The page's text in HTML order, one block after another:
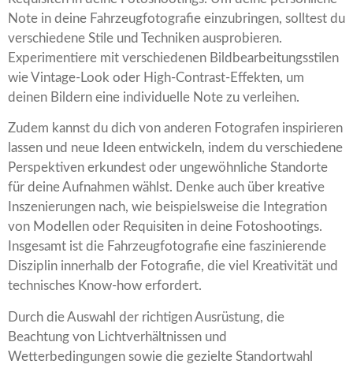
Note in deine Fahrzeugfotografie einzubringen, solltest du
verschiedene Stile und Techniken ausprobieren.
Experimentiere mit verschiedenen Bildbearbeitungsstilen
wie Vintage-Look oder High-Contrast-Effekten, um
deinen Bildern eine individuelle Note zu verleihen.
Zudem kannst du dich von anderen Fotografen inspirieren
lassen und neue Ideen entwickeln, indem du verschiedene
Perspektiven erkundest oder ungewöhnliche Standorte
für deine Aufnahmen wählst. Denke auch über kreative
Inszenierungen nach, wie beispielsweise die Integration
von Modellen oder Requisiten in deine Fotoshootings.
Insgesamt ist die Fahrzeugfotografie eine faszinierende
Disziplin innerhalb der Fotografie, die viel Kreativität und
technisches Know-how erfordert.
Durch die Auswahl der richtigen Ausrüstung, die
Beachtung von Lichtverhältnissen und
Wetterbedingungen sowie die gezielte Standortwahl